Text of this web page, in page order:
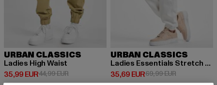
URBAN CLASSICS
Ladies High Waist
35,99 EUR
Prix courant: 35,99 EUR
44,99 EURPrix en promotion: 44,99 EUR
URBAN CLASSICS
Ladies Essentials Stretch Denim
35,69 EUR
Prix courant: 35,69 EUR
69,99 EURPrix en